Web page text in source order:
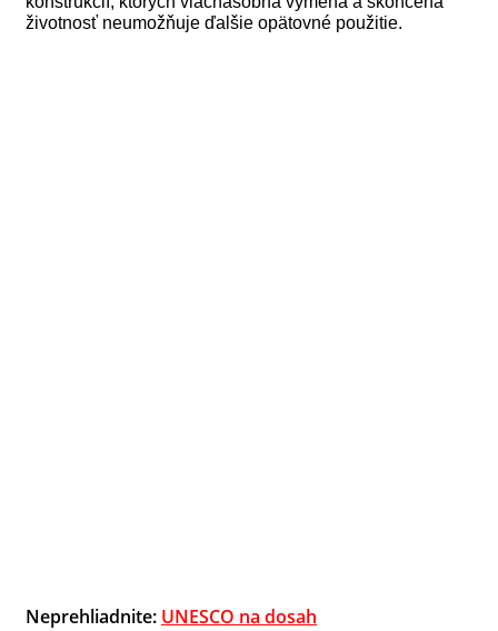
životnosť neumožňuje ďalšie opätovné použitie.
Neprehliadnite: UNESCO na dosah